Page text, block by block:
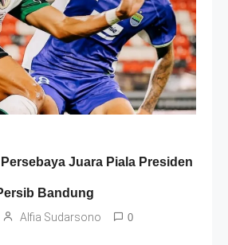
Juara Piala Presiden
Bandung
Alfia Sudarsono 0